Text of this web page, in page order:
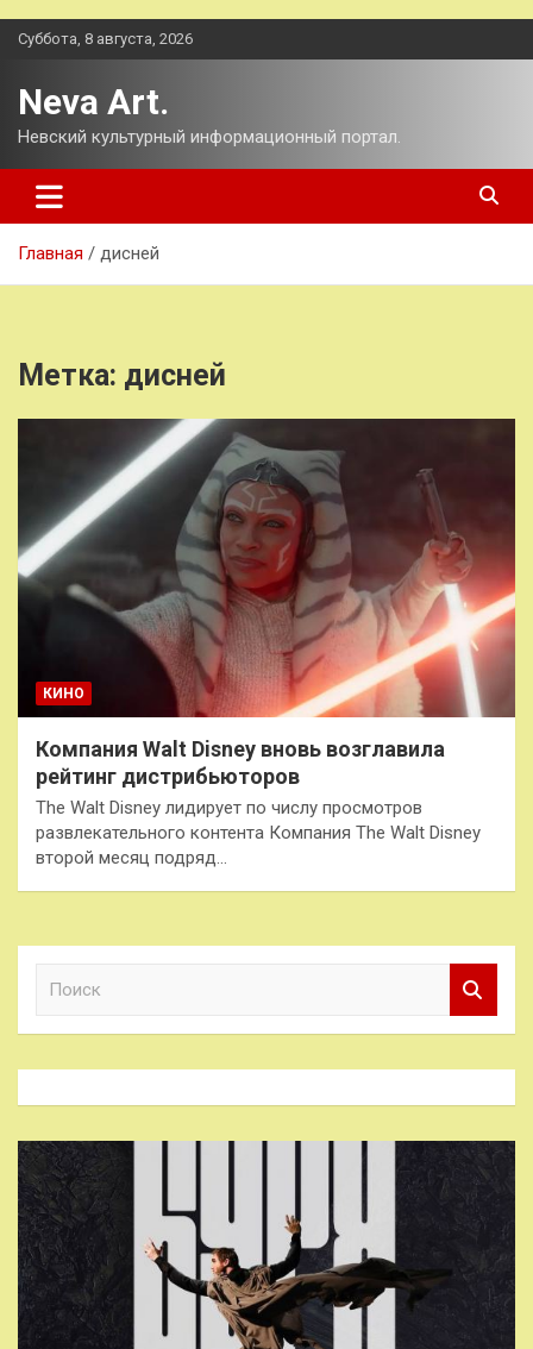
Перейти
Суббота, 8 августа, 2026
Neva Art.
Невский культурный информационный портал.
Главная дисней
Метка: дисней
КИНО
Компания Walt Disney вновь возглавила
рейтинг дистрибьюторов
The Walt Disney лидирует по числу просмотров
развлекательного контента Компания The Walt Disney
второй месяц подряд…
к